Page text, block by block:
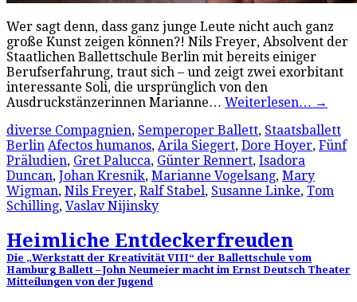
Wer sagt denn, dass ganz junge Leute nicht auch ganz
große Kunst zeigen können?! Nils Freyer, Absolvent der
Staatlichen Ballettschule Berlin mit bereits einiger
Berufserfahrung, traut sich – und zeigt zwei exorbitant
interessante Soli, die ursprünglich von den
Ausdruckstänzerinnen Marianne… Weiterlesen… →
diverse Compagnien, Semperoper Ballett, Staatsballett
Berlin Afectos humanos, Arila Siegert, Dore Hoyer, Fünf
Präludien, Gret Palucca, Günter Rennert, Isadora
Duncan, Johan Kresnik, Marianne Vogelsang, Mary
Wigman, Nils Freyer, Ralf Stabel, Susanne Linke, Tom
Schilling, Vaslav Nijinsky
Heimliche Entdeckerfreuden
Die „Werkstatt der Kreativität VIII“ der Ballettschule vom
Hamburg Ballett – John Neumeier macht im Ernst Deutsch Theater
Mitteilungen von der Jugend